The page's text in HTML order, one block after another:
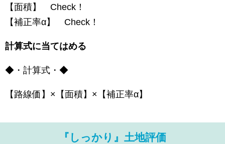
【面積】 Check！
【補正率α】 Check！
計算式に当てはめる
◆・計算式・◆
【路線価】×【面積】×【補正率α】
『しっかり』土地評価